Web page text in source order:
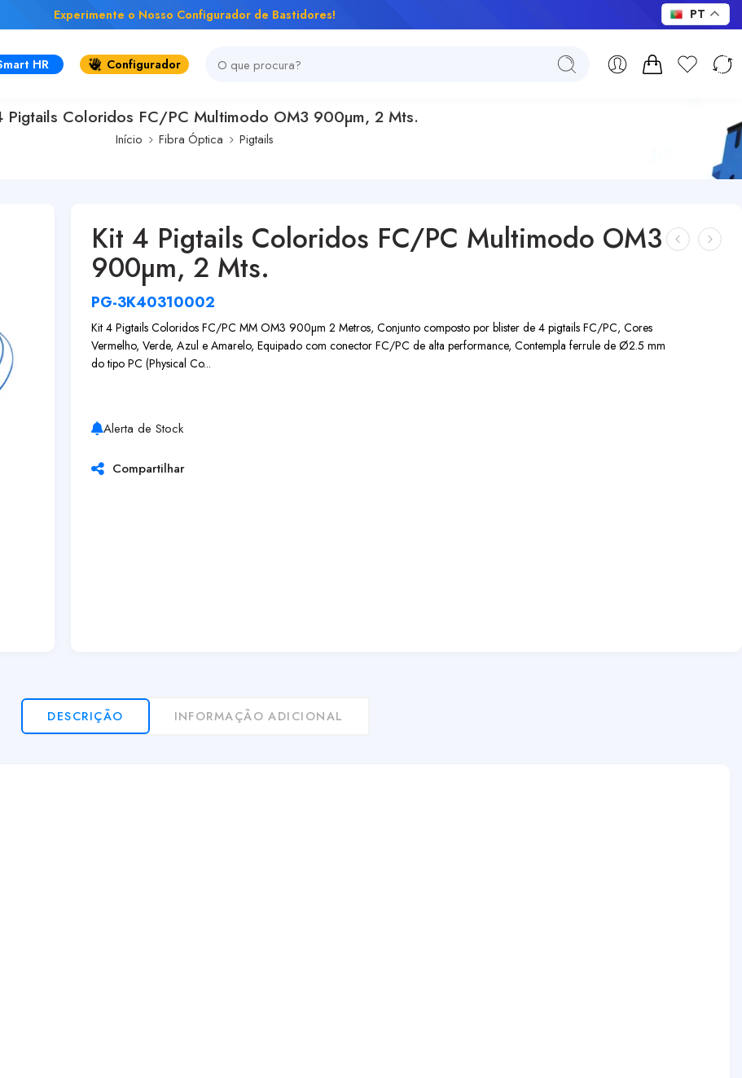
Experimente o Nosso Configurador de Bastidores!
HR Configurador
Pigtails Coloridos FC/PC Multimodo OM3 900µm, 2 Mts.
Início Fibra Óptica Pigtails
Kit 4 Pigtails Coloridos FC/PC Multimodo OM3
900µm, 2 Mts.
PG-3K40310002
Kit 4 Pigtails Coloridos FC/PC MM OM3 900µm 2 Metros, Conjunto composto por blister de 4 pigtails FC/PC, Cores
Vermelho, Verde, Azul e Amarelo, Equipado com conector FC/PC de alta performance, Contempla ferrule de Ø2.5 mm
do tipo PC (Physical Co...
Alerta de Stock
Compartilhar
DESCRIÇÃO INFORMAÇÃO ADICIONAL
PT